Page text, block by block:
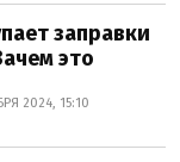
заправки
это
2024, 15:10